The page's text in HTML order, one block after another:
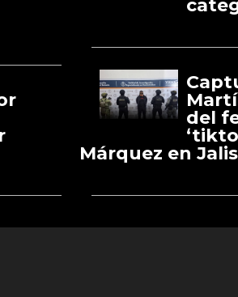
del
Márquez en